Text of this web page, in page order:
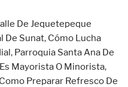
De Jequetepeque
De Sunat, Cómo Lucha
, Parroquia Santa Ana De
Mayorista O Minorista,
Como Preparar Refresco De